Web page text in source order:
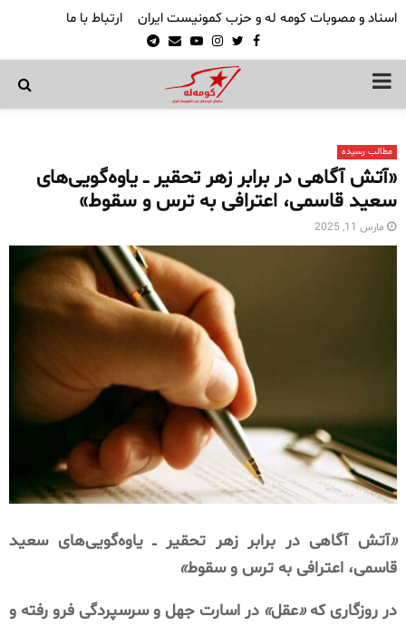
اسناد و مصوبات کومه له و حزب کمونیست ایران ارتباط با ما
Facebook
Twitter
Instagram
Youtube
Email
Telegram
PRIMARY
مطالب رسیده
«آتش آگاهی در برابر زهر تحقیر ــ یاوه‌گویی‌های
سعید قاسمی، اعترافی به ترس و سقوط»
مارس 11, 2025
«آتش آگاهی در برابر زهر تحقیر ــ یاوه‌گویی‌های سعید
قاسمی، اعترافی به ترس و سقوط»
در روزگاری که«عقل»در اسارت جهل و سرسپردگی فرو رفته و